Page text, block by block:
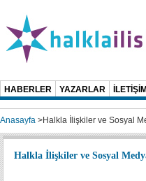
HABERLER YAZARLAR
Anasayfa >Halkla İlişkiler ve Sosyal
Halkla İlişkiler ve Sosyal